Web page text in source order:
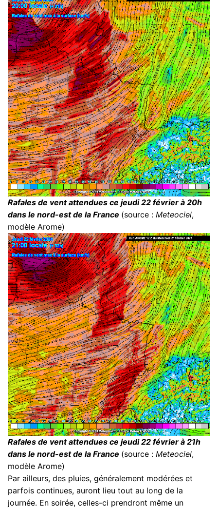
Rafales de vent attendues ce jeudi 22 février à 20h
dans le nord-est de la France (source : Meteociel,
modèle Arome)
Rafales de vent attendues ce jeudi 22 février à 21h
dans le nord-est de la France (source : Meteociel,
modèle Arome)
Par ailleurs, des pluies, généralement modérées et
parfois continues, auront lieu tout au long de la
journée. En soirée, celles-ci prendront même un